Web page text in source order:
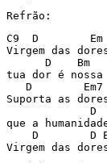
Refrão:
C9  D        Em
Virgem das
D    Bm
tua dor é
D        Em7
Suporta as
D
que a
D        D
Virgem das